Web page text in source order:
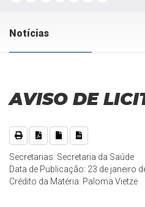
Notícias
AVISO DE
Secretarias: Secretaria da Saúde
Data de Publicação: 23 de janeiro
Crédito da Matéria: Paloma Vietze